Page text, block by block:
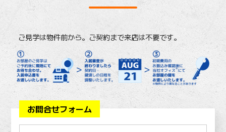
ご見学は物件前から。ご契約まで来店は不要です。
お問合せフォーム